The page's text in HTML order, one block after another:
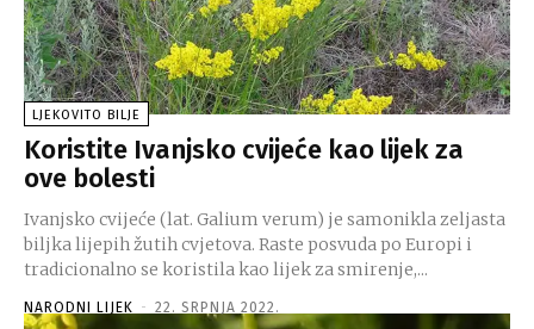
LJEKOVITO BILJE
Koristite Ivanjsko cvijeće kao lijek za
ove bolesti
Ivanjsko cvijeće (lat. Galium verum) je samonikla zeljasta
biljka lijepih žutih cvjetova. Raste posvuda po Europi i
tradicionalno se koristila kao lijek za smirenje,...
NARODNI LIJEK - 22. SRPNJA 2022.